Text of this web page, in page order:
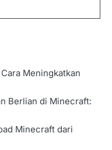
Meningkatkan
Berlian di Minecraft:
Minecraft dari